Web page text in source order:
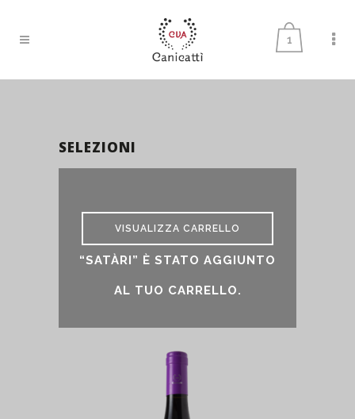
1
SELEZIONI
VISUALIZZA CARRELLO
“SATÀRI” È STATO AGGIUNTO
AL TUO CARRELLO.